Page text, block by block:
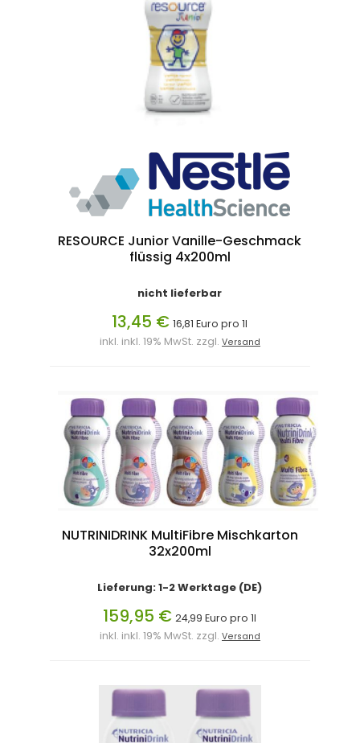
RESOURCE Junior Vanille-Geschmack
flüssig 4x200ml
nicht lieferbar
13,45 € 16,81 Euro pro 1l
inkl. inkl. 19% MwSt. zzgl. Versand
NUTRINIDRINK MultiFibre Mischkarton
32x200ml
Lieferung: 1-2 Werktage (DE)
159,95 € 24,99 Euro pro 1l
inkl. inkl. 19% MwSt. zzgl. Versand